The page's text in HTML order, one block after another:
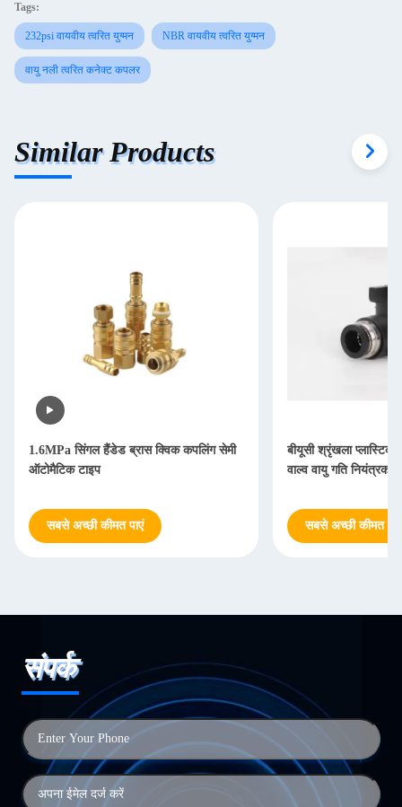
Tags:
232psi वायवीय त्वरित युग्मन NBR वायवीय त्वरित युग्मन
वायु नली त्वरित कनेक्ट कपलर
Similar Products
1.6MPa सिंगल हैंडेड ब्रास क्विक कपलिंग सेमी
ऑटोमैटिक टाइप
सबसे अच्छी कीमत पाएं
बीयूसी श्रृंखला प्लास्टिक
वाल्व वायु गति नियंत्रक
सबसे अच्छी कीमत पाएं
संपर्क